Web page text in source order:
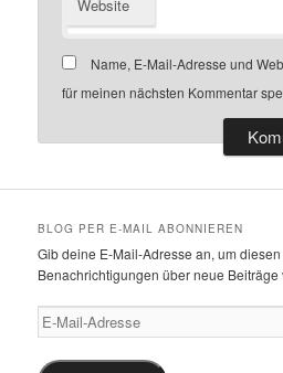
Website
Name, E-Mail-Adresse und
für meinen nächsten Kommentar
BLOG PER E-MAIL ABONNIEREN
Gib deine E-Mail-Adresse an, um
Benachrichtigungen über neue
E-
Mail-
Adresse